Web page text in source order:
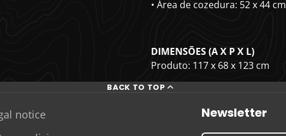
• Área de cozedura: 52 x 44 cm
DIMENSÕES (A X P X L)
Produto: 117 x 68 x 123 cm
BACK TO TOP
notice
Newsletter